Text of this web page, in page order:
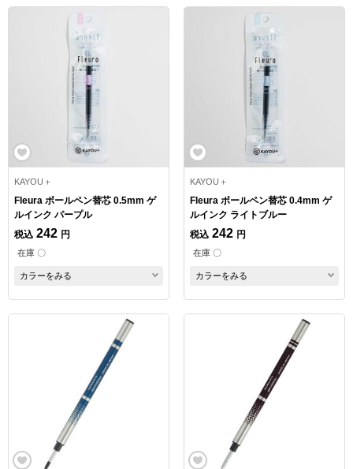
KAYOU＋
Fleura ボールペン替芯 0.5mm ゲ
ルインク パープル
税込 242 円
在庫 〇
カラーをみる
KAYOU＋
Fleura ボールペン替芯 0.4mm ゲ
ルインク ライトブルー
税込 242 円
在庫 〇
カラーをみる